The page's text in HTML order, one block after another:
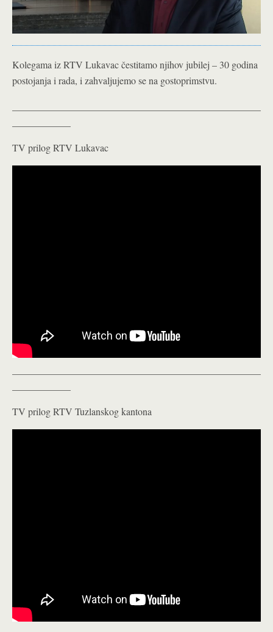
Kolegama iz RTV Lukavac čestitamo njihov jubilej – 30 godina
postojanja i rada, i zahvaljujemo se na gostoprimstvu.
TV prilog RTV Lukavac
TV prilog RTV Tuzlanskog kantona